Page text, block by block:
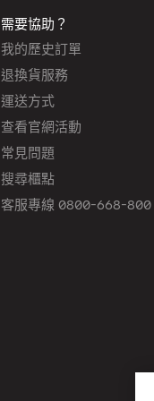
需要協助？
我的歷史訂單
退換貨服務
運送方式
查看官網活動
常見問題
搜尋櫃點
客服專線 0800-668-800